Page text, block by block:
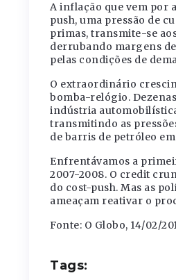
A inflação que vem por
push, uma pressão de
primas, transmite-se
derrubando margens
pelas condições de
O extraordinário
bomba-relógio.
indústria
transmitindo as
de barris de petróleo
Enfrentávamos a
2007-2008. O credit
do cost-push. Mas as
ameaçam reativar o
Fonte: O Globo, 14/02/
Tags: